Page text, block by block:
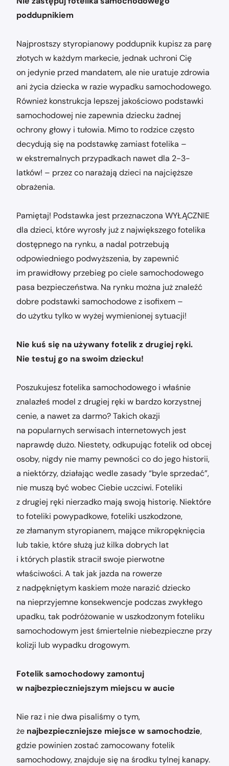
poddupnikiem
Najprostszy styropianowy poddupnik kupisz za parę
złotych w każdym markecie, jednak uchroni Cię
on jedynie przed mandatem, ale nie uratuje zdrowia
ani życia dziecka w razie wypadku samochodowego.
Również konstrukcja lepszej jakościowo podstawki
samochodowej nie zapewnia dziecku żadnej
ochrony głowy i tułowia. Mimo to rodzice często
decydują się na podstawkę zamiast fotelika –
w ekstremalnych przypadkach nawet dla 2-3-
latków! – przez co narażają dzieci na najcięższe
obrażenia.
Pamiętaj! Podstawka jest przeznaczona WYŁĄCZNIE
dla dzieci, które wyrosły już z największego fotelika
dostępnego na rynku, a nadal potrzebują
odpowiedniego podwyższenia, by zapewnić
im prawidłowy przebieg po ciele samochodowego
pasa bezpieczeństwa. Na rynku można już znaleźć
dobre podstawki samochodowe z isofixem –
do użytku tylko w wyżej wymienionej sytuacji!
Nie kuś się na używany fotelik z drugiej ręki.
Nie testuj go na swoim dziecku!
Poszukujesz fotelika samochodowego i właśnie
znalazłeś model z drugiej ręki w bardzo korzystnej
cenie, a nawet za darmo? Takich okazji
na popularnych serwisach internetowych jest
naprawdę dużo. Niestety, odkupując fotelik od obcej
osoby, nigdy nie mamy pewności co do jego historii,
a niektórzy, działając wedle zasady “byle sprzedać”,
nie muszą być wobec Ciebie uczciwi. Foteliki
z drugiej ręki nierzadko mają swoją historię. Niektóre
to foteliki powypadkowe, foteliki uszkodzone,
ze złamanym styropianem, mające mikropęknięcia
lub takie, które służą już kilka dobrych lat
i których plastik stracił swoje pierwotne
właściwości. A tak jak jazda na rowerze
z nadpękniętym kaskiem może narazić dziecko
na nieprzyjemne konsekwencje podczas zwykłego
upadku, tak podróżowanie w uszkodzonym foteliku
samochodowym jest śmiertelnie niebezpieczne przy
kolizji lub wypadku drogowym.
Fotelik samochodowy zamontuj
w najbezpieczniejszym miejscu w aucie
Nie raz i nie dwa pisaliśmy o tym,
że najbezpieczniejsze miejsce w samochodzie,
gdzie powinien zostać zamocowany fotelik
samochodowy, znajduje się na środku tylnej kanapy.